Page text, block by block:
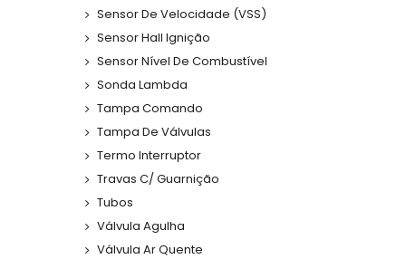
Sensor De Velocidade (VSS)
Sensor Hall Ignição
Sensor Nível De Combustível
Sonda Lambda
Tampa Comando
Tampa De Válvulas
Termo Interruptor
Travas C/ Guarnição
Tubos
Válvula Agulha
Válvula Ar Quente